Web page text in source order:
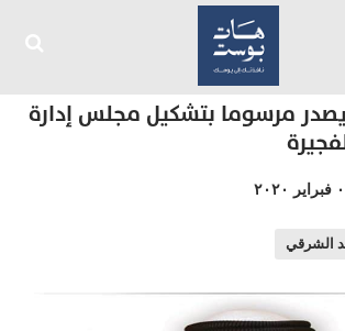
مرسوما بتشكيل مجلس إدارة
الشرقي